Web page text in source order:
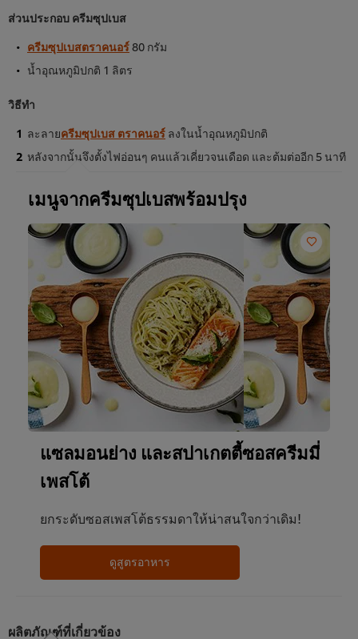
ส่วนประกอบ ครีมซุปเบส
ครีมซุปเบสตราคนอร์80 กรัม
น้ำอุณหภูมิปกติ 1 ลิตร
วิธีทำ
ละลายครีมซุปเบส ตราคนอร์ ลงในน้ำอุณหภูมิปกติ
หลังจากนั้นจึงตั้งไฟอ่อนๆ คนแล้วเคี่ยวจนเดือด และต้มต่ออีก 5 นาที
เมนูจากครีมซุปเบสพร้อมปรุง
แซลมอนย่าง และสปาเกตตี้ซอสครีมมี่
เพสโต้
ยกระดับซอสเพสโต้ธรรมดาให้น่าสนใจกว่าเดิม!
ดูสูตรอาหาร
ผลิตภัณฑ์ที่เกี่ยวข้อง